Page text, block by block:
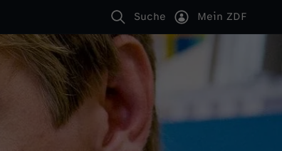
Suche Mein ZDF